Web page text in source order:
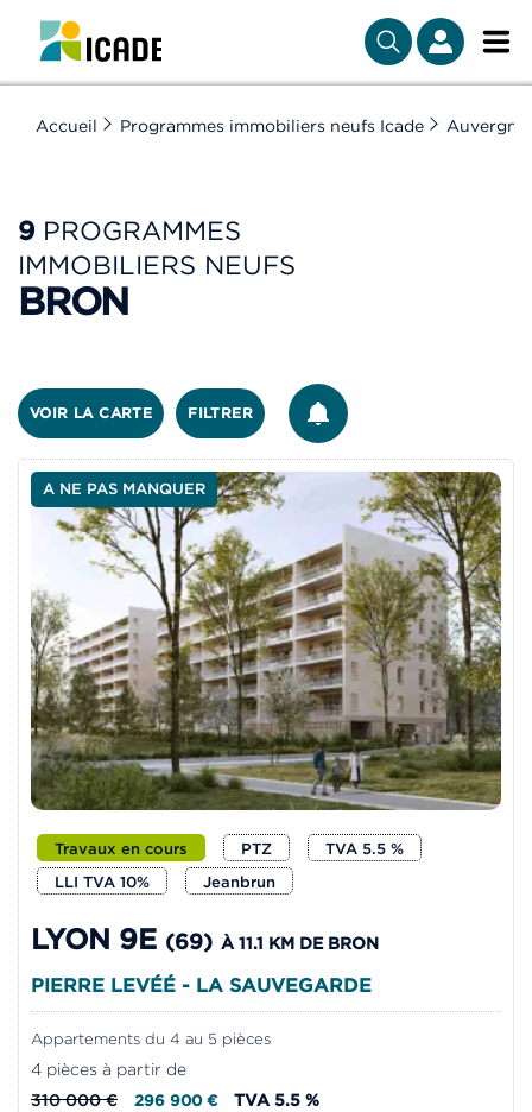
Accueil Programmes immobiliers neufs Icade
9 PROGRAMMES
IMMOBILIERS NEUFS
BRON
VOIR LA CARTE FILTRER
ÊTRE ALERTÉ
A NE PAS MANQUER
Travaux en cours PTZ
TVA 5.5 %
LLI TVA 10%
Jeanbrun
LYON 9E (69) À 11.1 KM DE BRON
PIERRE LEVÉÉ - LA SAUVEGARDE
Appartements du 4 au 5 pièces
4 pièces à partir de
310 000 €
296 900 €
TVA 5.5 %